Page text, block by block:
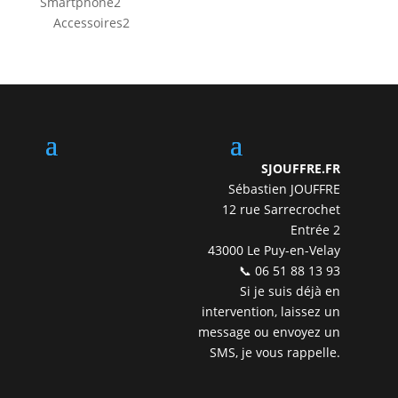
produits
Accessoires22
SJOUFFRE.FR
Sébastien JOUFFRE
12 rue Sarrecrochet
Entrée 2
43000 Le Puy-en-Velay
📞 06 51 88 13 93
Si je suis déjà en
intervention, laissez un
message ou envoyez un
SMS, je vous rappelle.